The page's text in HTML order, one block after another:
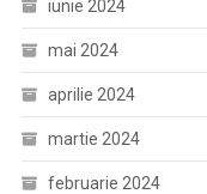
iunie 2024
mai 2024
aprilie 2024
martie 2024
februarie 2024